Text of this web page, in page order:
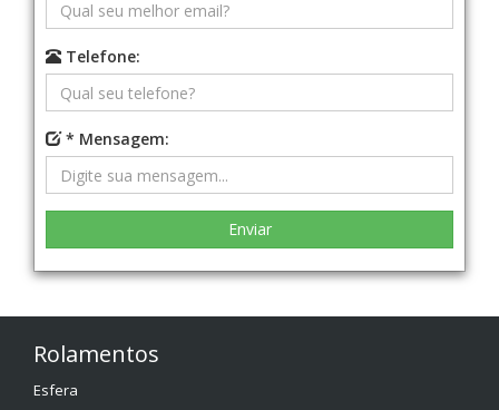
Telefone:
* Mensagem:
Rolamentos
Esfera